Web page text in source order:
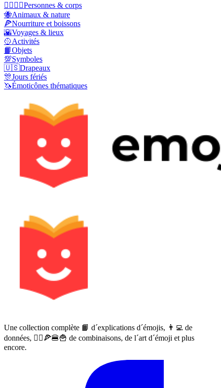
👩‍❤️‍💋‍👨Personnes & corps
🐝Animaux & nature
🍕Nourriture et boissons
🌇Voyages & lieux
🥎Activités
📙Objets
💯Symboles
🇺🇸Drapeaux
🎊Jours fériés
🦄Émoticônes thématiques
Une collection complète 📙 d´explications d´émojis, 👨‍💻 de
données, 🙅‍♀️🍕🍔🍟 de combinaisons, de l´art d´émoji et plus
encore.